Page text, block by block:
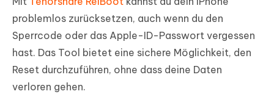
problemlos zurücksetzen, auch wenn du den
Sperrcode oder das Apple-ID-Passwort vergessen
hast. Das Tool bietet eine sichere Möglichkeit, den
Reset durchzuführen, ohne dass deine Daten
verloren gehen.